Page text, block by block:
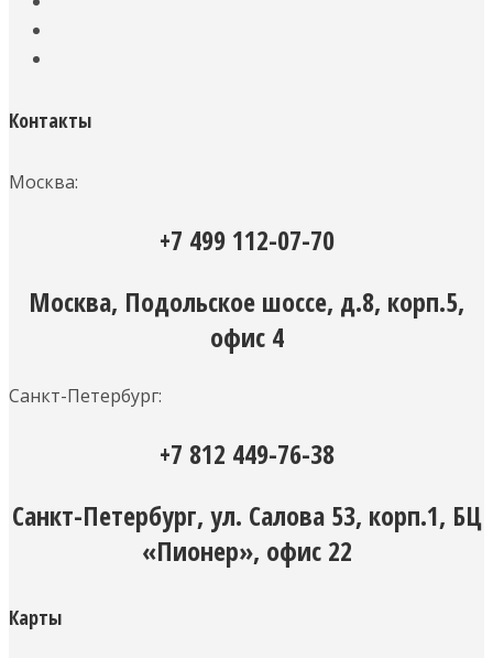
Контакты
Москва:
+7 499 112-07-70
Москва, Подольское шоссе, д.8, корп.5,
офис 4
Санкт-Петербург:
+7 812 449-76-38
Санкт-Петербург, ул. Салова 53, корп.1, БЦ
«Пионер», офис 22
Карты